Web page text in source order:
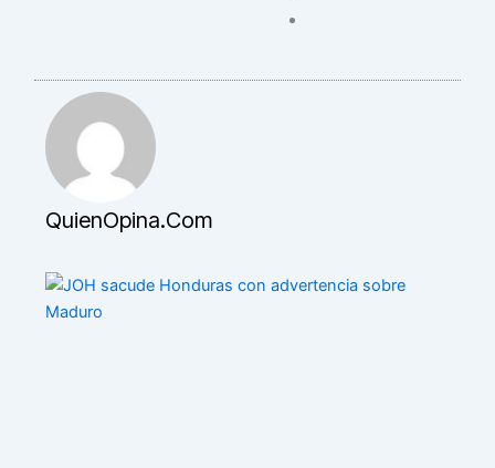
QuienOpina.com